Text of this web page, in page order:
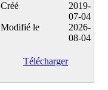
Créé
2019-
07-04
Modifié le
2026-
08-04
Télécharger